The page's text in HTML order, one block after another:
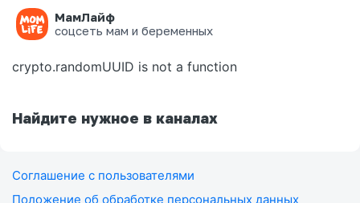
МамЛайф
соцсеть мам и беременных
Ошибка на странице
crypto.randomUUID is not a function
Найдите нужное в каналах
Соглашение с пользователями
Положение об обработке персональных данных